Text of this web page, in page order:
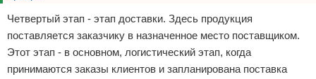
Четвертый этап - этап доставки. Здесь продукция
поставляется заказчику в назначенное место поставщиком.
Этот этап - в основном, логистический этап, когда
принимаются заказы клиентов и запланирована поставка